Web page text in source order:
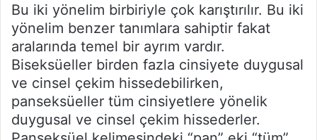
Bu iki yönelim birbiriyle çok karıştırılır. Bu iki
yönelim benzer tanımlara sahiptir fakat
aralarında temel bir ayrım vardır.
Biseksüeller birden fazla cinsiyete duygusal
ve cinsel çekim hissedebilirken,
panseksüeller tüm cinsiyetlere yönelik
duygusal ve cinsel çekim hissederler.